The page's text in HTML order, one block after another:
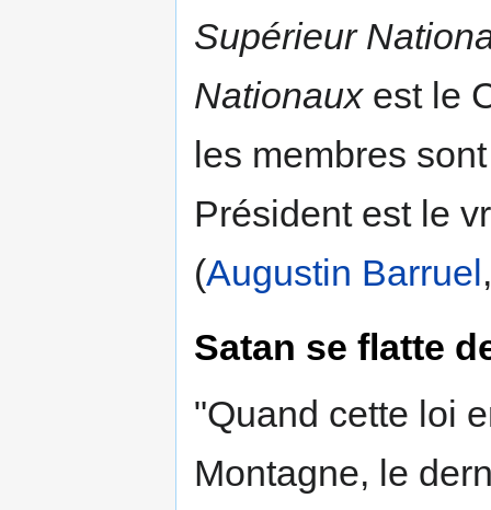
Supérieur
Nationauxest le
les membres
Président est le
(Augustin Barruel
Satan se flatte
"Quand cette loi
Montagne, le